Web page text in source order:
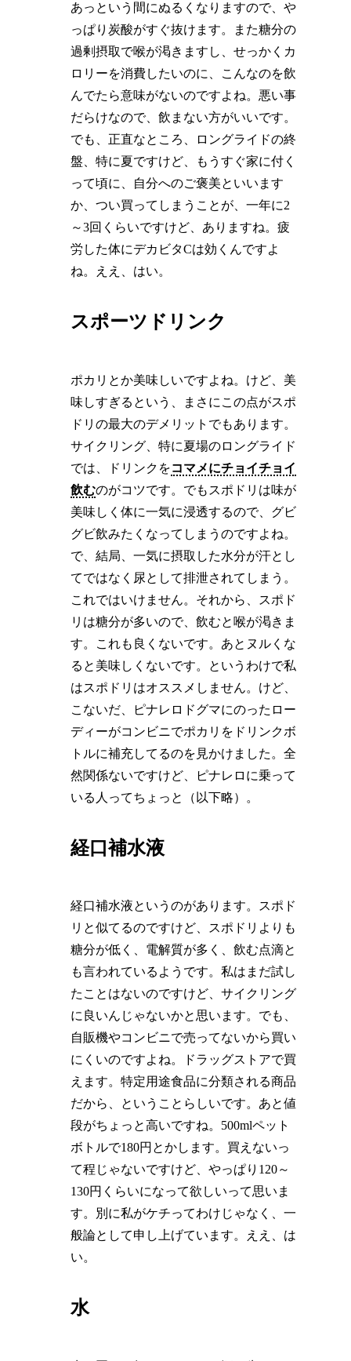
あっという間にぬるくなりますので、や
っぱり炭酸がすぐ抜けます。また糖分の
過剰摂取で喉が渇きますし、せっかくカ
ロリーを消費したいのに、こんなのを飲
んでたら意味がないのですよね。悪い事
だらけなので、飲まない方がいいです。
でも、正直なところ、ロングライドの終
盤、特に夏ですけど、もうすぐ家に付く
って頃に、自分へのご褒美といいます
か、つい買ってしまうことが、一年に2
～3回くらいですけど、ありますね。疲
労した体にデカビタCは効くんですよ
ね。ええ、はい。
スポーツドリンク
ポカリとか美味しいですよね。けど、美
味しすぎるという、まさにこの点がスポ
ドリの最大のデメリットでもあります。
サイクリング、特に夏場のロングライド
では、ドリンクをコマメにチョイチョイ
飲むのがコツです。でもスポドリは味が
美味しく体に一気に浸透するので、グビ
グビ飲みたくなってしまうのですよね。
で、結局、一気に摂取した水分が汗とし
てではなく尿として排泄されてしまう。
これではいけません。それから、スポド
リは糖分が多いので、飲むと喉が渇きま
す。これも良くないです。あとヌルくな
ると美味しくないです。というわけで私
はスポドリはオススメしません。けど、
こないだ、ピナレロドグマにのったロー
ディーがコンビニでポカリをドリンクボ
トルに補充してるのを見かけました。全
然関係ないですけど、ピナレロに乗って
いる人ってちょっと（以下略）。
経口補水液
経口補水液というのがあります。スポド
リと似てるのですけど、スポドリよりも
糖分が低く、電解質が多く、飲む点滴と
も言われているようです。私はまだ試し
たことはないのですけど、サイクリング
に良いんじゃないかと思います。でも、
自販機やコンビニで売ってないから買い
にくいのですよね。ドラッグストアで買
えます。特定用途食品に分類される商品
だから、ということらしいです。あと値
段がちょっと高いですね。500mlペット
ボトルで180円とかします。買えないっ
て程じゃないですけど、やっぱり120～
130円くらいになって欲しいって思いま
す。別に私がケチってわけじゃなく、一
般論として申し上げています。ええ、は
い。
水